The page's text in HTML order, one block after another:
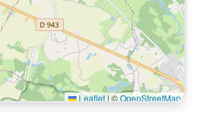
Leaflet | ©OpenStreetMap